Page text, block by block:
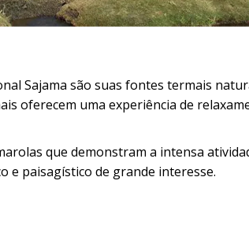
Sajama são suas fontes termais
oferecem uma experiência de
que demonstram a intensa
e paisagístico de grande interesse.